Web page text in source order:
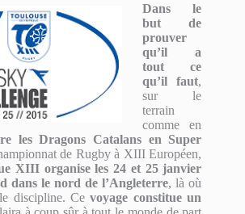
Dans le
but de
prouver
qu’il a
tout ce
qu’il faut,
sur le
terrain
comme en
les Dragons Catalans en Super
de Rugby à XIII Européen,
XIII organise les 24 et 25 janvier
dans le nord de l’Angleterre, là où
discipline. Cevoyage constitue un